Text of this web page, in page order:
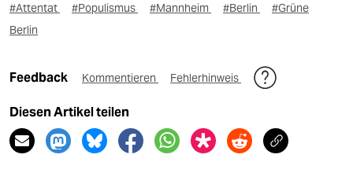
#Attentat #Populismus #Mannheim #Berlin
#Grüne
Berlin
Feedback Kommentieren Fehlerhinweis
Diesen Artikel teilen